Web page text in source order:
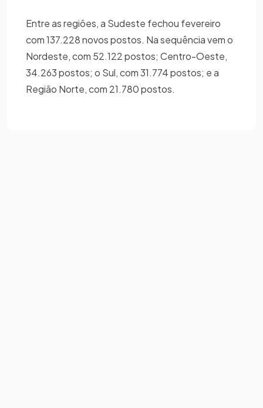
Entre as regiões, a Sudeste fechou fevereiro
com 137.228 novos postos. Na sequência vem o
Nordeste, com 52.122 postos; Centro-Oeste,
34.263 postos; o Sul, com 31.774 postos; e a
Região Norte, com 21.780 postos.